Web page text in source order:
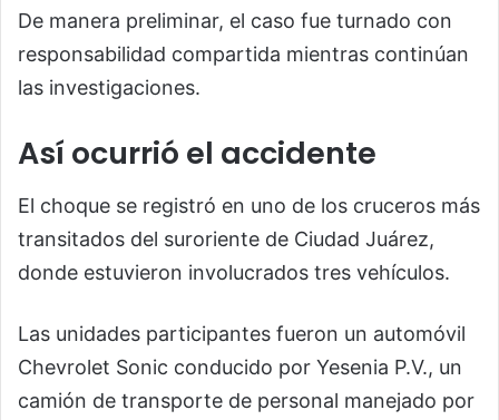
De manera preliminar, el caso fue turnado con
responsabilidad compartida mientras continúan
las investigaciones.
Así ocurrió el accidente
El choque se registró en uno de los cruceros más
transitados del suroriente de Ciudad Juárez,
donde estuvieron involucrados tres vehículos.
Las unidades participantes fueron un automóvil
Chevrolet Sonic conducido por Yesenia P.V., un
camión de transporte de personal manejado por